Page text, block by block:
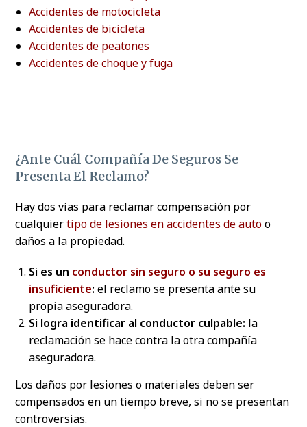
Accidentes de motocicleta
Accidentes de bicicleta
Accidentes de peatones
Accidentes de choque y fuga
¿Ante Cuál Compañía De Seguros Se
Presenta El Reclamo?
Hay dos vías para reclamar compensación por
cualquiertipo de lesiones en accidentes de autoo
daños a la propiedad.
Si es un conductor sin seguro o su seguro es
insuficiente: el reclamo se presenta ante su
propia aseguradora.
Si logra identificar al conductor culpable: la
reclamación se hace contra la otra compañía
aseguradora.
Los daños por lesiones o materiales deben ser
compensados en un tiempo breve, si no se presentan
controversias.